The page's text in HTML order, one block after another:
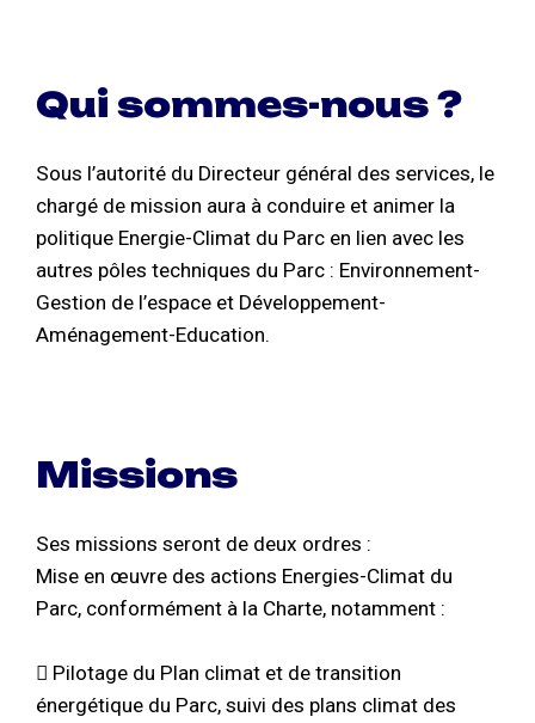
Qui sommes-nous ?
Sous l’autorité du Directeur général des services, le
chargé de mission aura à conduire et animer la
politique Energie-Climat du Parc en lien avec les
autres pôles techniques du Parc : Environnement-
Gestion de l’espace et Développement-
Aménagement-Education.
Missions
Ses missions seront de deux ordres :
Mise en œuvre des actions Energies-Climat du
Parc, conformément à la Charte, notamment :
 Pilotage du Plan climat et de transition
énergétique du Parc, suivi des plans climat des